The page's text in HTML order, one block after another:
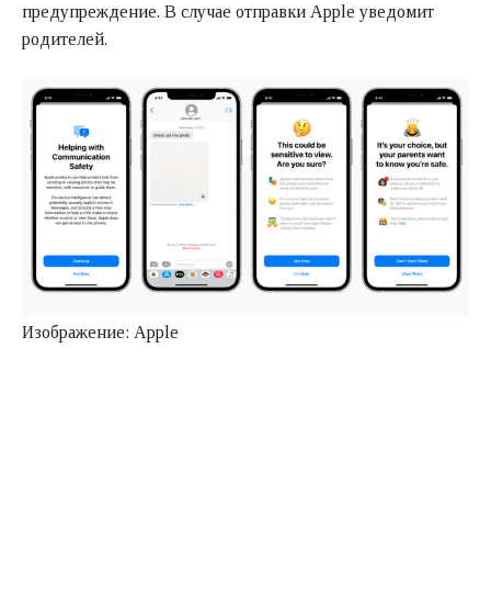
предупреждение. В случае отправки Apple уведомит
родителей.
Изображение: Apple